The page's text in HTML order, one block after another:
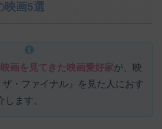
映画5選
画を見てきた映画愛好家が、映
・ファイナル』を見た人におす
ます。